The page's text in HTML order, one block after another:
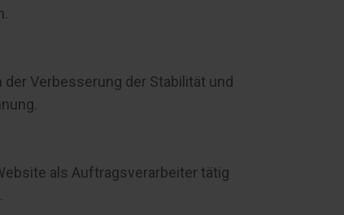
Verbesserung der Stabilität und
als Auftragsverarbeiter tätig